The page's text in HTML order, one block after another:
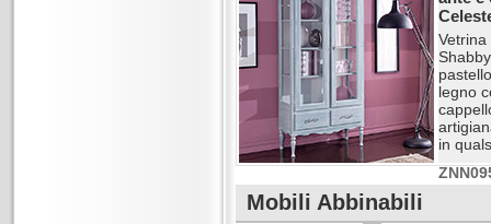
legno
in
Mobili Abbinabili